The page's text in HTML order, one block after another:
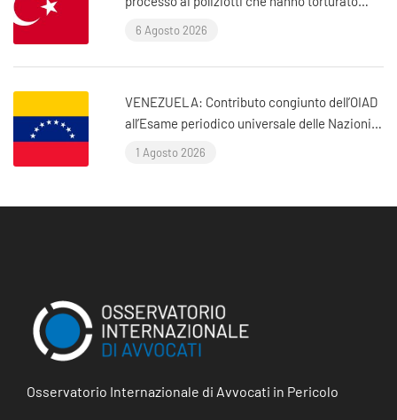
l’avvocato Murat Çelik (Istanbul, Turchia)
6 Agosto 2026
VENEZUELA: Contributo congiunto dell’OIAD
all’Esame periodico universale delle Nazioni
Unite sul Venezuela
1 Agosto 2026
Osservatorio Internazionale di Avvocati in Pericolo